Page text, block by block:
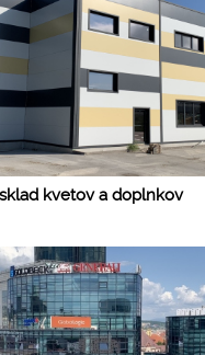
kvetov a doplnkov